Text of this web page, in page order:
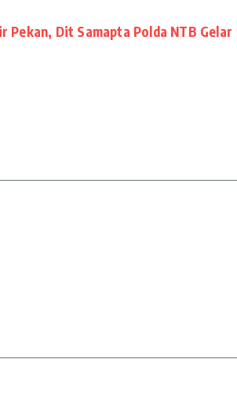
Pekan, Dit Samapta Polda NTB Gelar